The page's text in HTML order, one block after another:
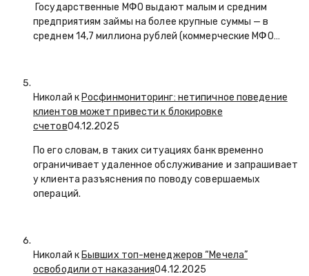
Государственные МФО выдают малым и средним
предприятиям займы на более крупные суммы — в
среднем 14,7 миллиона рублей (коммерческие МФО…
Николай к Росфинмониторинг: нетипичное поведение
клиентов может привести к блокировке
счетов04.12.2025
По его словам, в таких ситуациях банк временно
ограничивает удаленное обслуживание и запрашивает
у клиента разъяснения по поводу совершаемых
операций.
Николай к Бывших топ-менеджеров “Мечела”
освободили от наказания04.12.2025